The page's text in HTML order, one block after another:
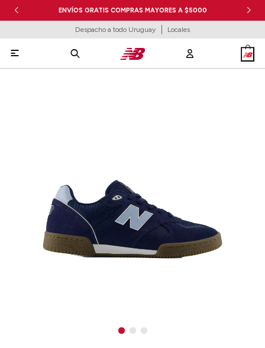
ENVÍOS GRATIS COMPRAS MAYORES A $5000
Despacho a todo Uruguay Locales
